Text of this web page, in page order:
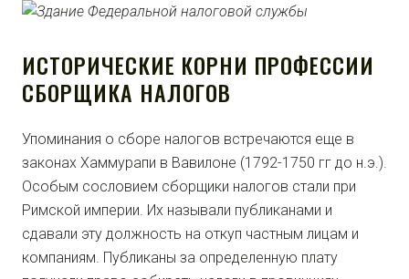
ИСТОРИЧЕСКИЕ КОРНИ ПРОФЕССИИ
СБОРЩИКА НАЛОГОВ
Упоминания о сборе налогов встречаются еще в
законах Хаммурапи в Вавилоне (1792-1750 гг до н.э.).
Особым сословием сборщики налогов стали при
Римской империи. Их называли публиканами и
сдавали эту должность на откуп частным лицам и
компаниям. Публиканы за определенную плату